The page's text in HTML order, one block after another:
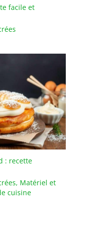
arrivent
facile et
: recette
, Matériel et
cuisine